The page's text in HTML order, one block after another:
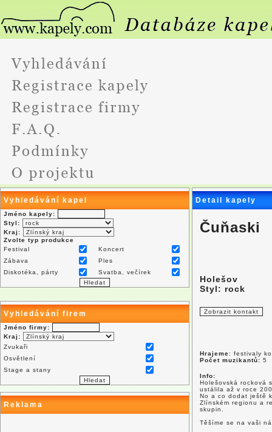
Vyhledávání kapel
Jméno kapely:
Styl:
Kraj:
Zvolte typ produkce
Festival
Koncert
Zábava
Ples
Diskotéka, párty
Svatba, večírek
Vyhledávání firem
Jméno firmy:
Kraj:
Zvukaři
Osvětlení
Stage a stany
Reklama
Detail kapely
Čuňaski
Holešov
Styl: rock
Hrajeme: festivaly
Počet muzikantů: 5
Info:
Holešovská rocková
ustálila až v roce
No a co dodat ještě
Zlínském regionu a
skupin.
Těšíme se na vaši